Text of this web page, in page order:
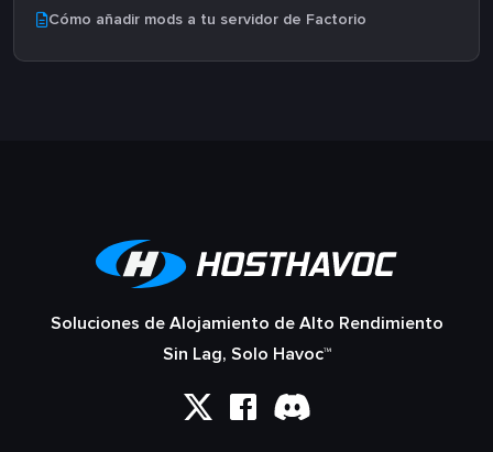
Cómo añadir mods a tu servidor de Factorio
Soluciones de Alojamiento de Alto Rendimiento
Sin Lag, Solo Havoc™